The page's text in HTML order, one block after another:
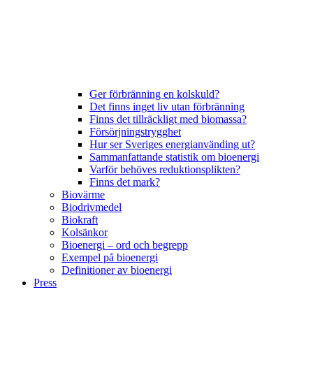
Ger förbränning en kolskuld?
Det finns inget liv utan förbränning
Finns det tillräckligt med biomassa?
Försörjningstrygghet
Hur ser Sveriges energianvänding ut?
Sammanfattande statistik om bioenergi
Varför behöves reduktionsplikten?
Finns det mark?
Biovärme
Biodrivmedel
Biokraft
Kolsänkor
Bioenergi – ord och begrepp
Exempel på bioenergi
Definitioner av bioenergi
Press